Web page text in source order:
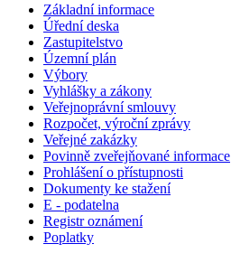
Základní informace
Úřední deska
Zastupitelstvo
Územní plán
Výbory
Vyhlášky a zákony
Veřejnoprávní smlouvy
Rozpočet, výroční zprávy
Veřejné zakázky
Povinně zveřejňované informace
Prohlášení o přístupnosti
Dokumenty ke stažení
E - podatelna
Registr oznámení
Poplatky